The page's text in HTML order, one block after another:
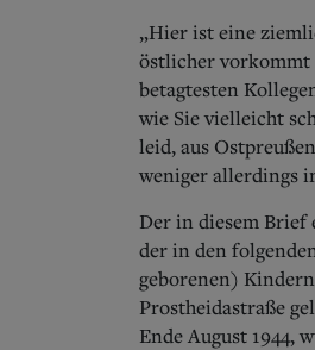
„Hier ist eine
östlicher vorkommt
betagtesten
wie Sie vielleicht
leid, aus
weniger allerdings
Der in diesem Brief
der in den
geborenen)
Prostheidastraße
Ende August 1944,